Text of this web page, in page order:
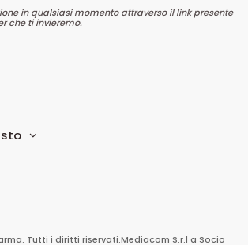
in qualsiasi momento attraverso il link presente
che ti invieremo.
Tutti i diritti riservati.Mediacom S.r.l a Socio